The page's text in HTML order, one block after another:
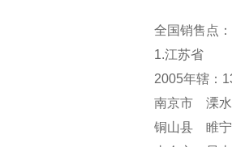
全国销售点：
1.江苏省
2005年辖：
南京市 溧
铜山县 睢